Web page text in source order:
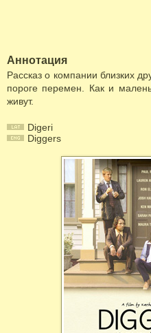
Аннотация
Рассказ о компании близких
пороге перемен. Как и
живут.
Digeri
Diggers